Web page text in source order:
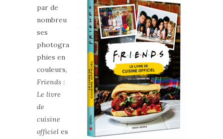
par de
nombreu
ses
photogra
phies en
couleurs,
Friends :
Le livre
de
cuisine
officiel es